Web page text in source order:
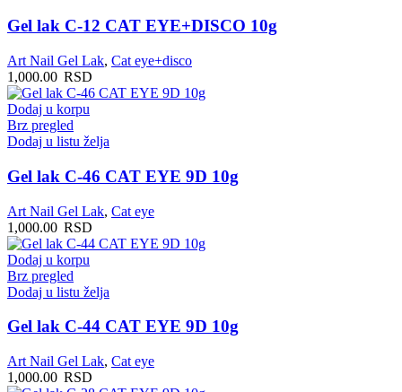
Gel lak C-12 CAT EYE+DISCO 10g
Art Nail Gel Lak, Cat eye+disco
1,000.00 RSD
Dodaj u korpu
Brz pregled
Dodaj u listu želja
Gel lak C-46 CAT EYE 9D 10g
Art Nail Gel Lak, Cat eye
1,000.00 RSD
Dodaj u korpu
Brz pregled
Dodaj u listu želja
Gel lak C-44 CAT EYE 9D 10g
Art Nail Gel Lak, Cat eye
1,000.00 RSD